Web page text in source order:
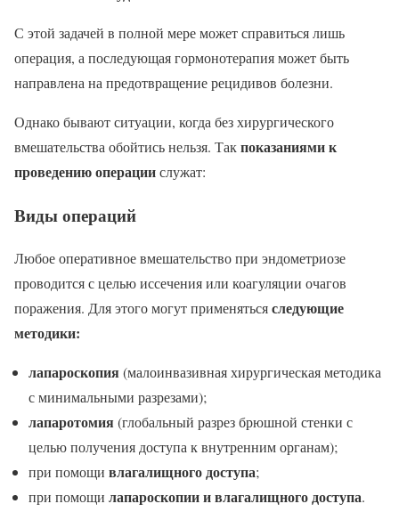
С этой задачей в полной мере может справиться лишь
операция, а последующая гормонотерапия может быть
направлена на предотвращение рецидивов болезни.
Однако бывают ситуации, когда без хирургического
вмешательства обойтись нельзя. Такпоказаниями к
проведению операциислужат:
Виды операций
Любое оперативное вмешательство при эндометриозе
проводится с целью иссечения или коагуляции очагов
поражения. Для этого могут применятьсяследующие
методики:
лапароскопия(малоинвазивная хирургическая методика
с минимальными разрезами);
лапаротомия(глобальный разрез брюшной стенки с
целью получения доступа к внутренним органам);
при помощи влагалищного доступа;
при помощи лапароскопии и влагалищного доступа.